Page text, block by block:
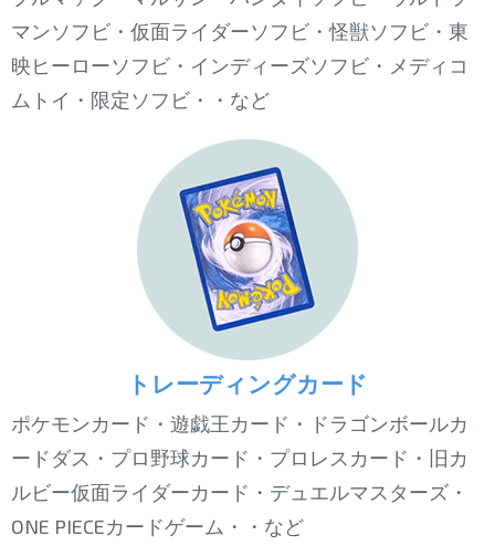
マンソフビ・仮面ライダーソフビ・怪獣ソフビ・東
映ヒーローソフビ・インディーズソフビ・メディコ
ムトイ・限定ソフビ・・など
トレーディングカード
ポケモンカード・遊戯王カード・ドラゴンボールカ
ードダス・プロ野球カード・プロレスカード・旧カ
ルビー仮面ライダーカード・デュエルマスターズ・
ONE PIECEカードゲーム・・など